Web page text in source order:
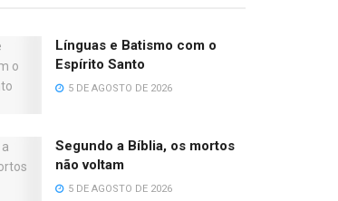
Línguas e Batismo com o
Espírito Santo
5 DE AGOSTO DE 2026
Segundo a Bíblia, os mortos
não voltam
5 DE AGOSTO DE 2026